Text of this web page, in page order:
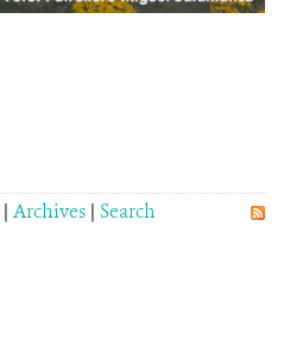
| Archives | Search